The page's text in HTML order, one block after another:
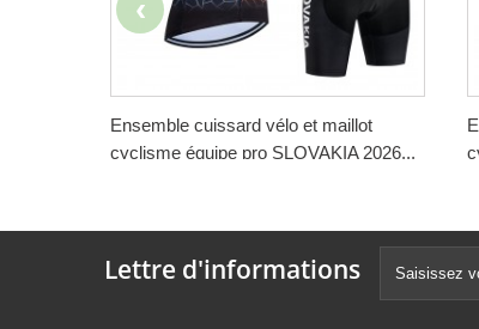
Ensemble cuissard vélo et maillot
cyclisme équipe pro SLOVAKIA 2026...
Lettre d'informations